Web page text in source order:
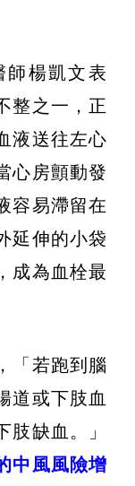
師楊凱文表
整之一，正
液送往左心
心房顫動發
容易滯留在
延伸的小袋
成為血栓最
「若跑到腦
道或下肢血
肢缺血。」
中風風險增